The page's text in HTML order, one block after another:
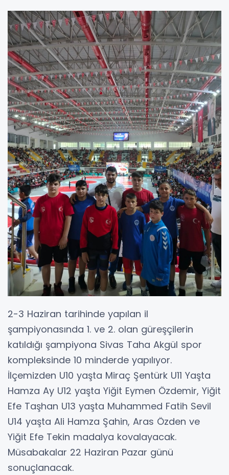
2-3 Haziran tarihinde yapılan il
şampiyonasında 1. ve 2. olan güreşçilerin
katıldığı şampiyona Sivas Taha Akgül spor
kompleksinde 10 minderde yapılıyor.
İlçemizden U10 yaşta Miraç Şentürk U11 Yaşta
Hamza Ay U12 yaşta Yiğit Eymen Özdemir, Yiğit
Efe Taşhan U13 yaşta Muhammed Fatih Sevil
U14 yaşta Ali Hamza Şahin, Aras Özden ve
Yiğit Efe Tekin madalya kovalayacak.
Müsabakalar 22 Haziran Pazar günü
sonuçlanacak.